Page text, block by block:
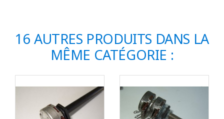
16 AUTRES PRODUITS DANS LA
MÊME CATÉGORIE :